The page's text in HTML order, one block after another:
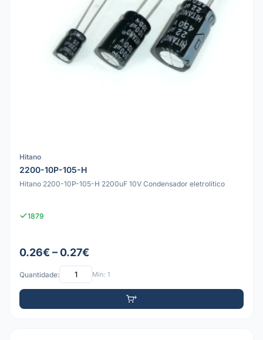
Hitano
2200-10P-105-H
Hitano 2200-10P-105-H 2200uF 10V Condensador eletrolítico
1879
0.26€ – 0.27€
Quantidade: Mín: 1